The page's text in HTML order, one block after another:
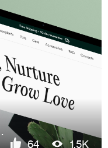
растений Ina
64 1,5K